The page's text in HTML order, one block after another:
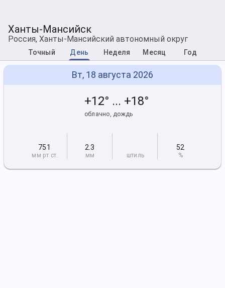
Ханты-Мансийск
Россия, Ханты-Мансийский автономный округ
Точный День Неделя Месяц Год
Вт, 18 августа 2026
+12° ... +18°
облачно, дождь
751
мм рт.ст.
2.3
мм штиль
52
%